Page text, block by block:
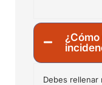
Debes rellenar